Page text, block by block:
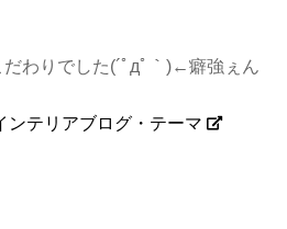
わりでした(´ﾟдﾟ｀)←癖強ぇん
ンテリアブログ・テーマ